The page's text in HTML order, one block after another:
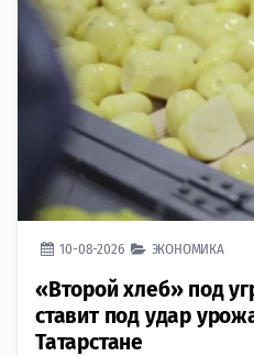
10-08-2026 ЭКОНОМИКА
«Второй хлеб» под
ставит под удар
Татарстане